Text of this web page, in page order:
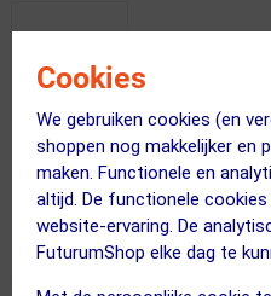
Cookies
We gebruiken cookies (en
shoppen nog makkelijker en
maken. Functionele en
altijd. De functionele
website-ervaring. De
FuturumShop elke dag te
Gratis bezorging &
Voor 23:00 uur besteld,
365 dagen retourrecht